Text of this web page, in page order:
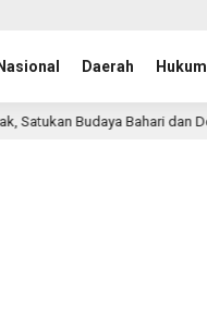
Nasional Daerah Hukum
Dorong Ekonomi Masyarakat